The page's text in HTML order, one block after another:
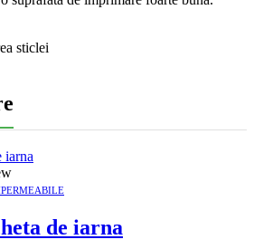
sticlei
de iarna